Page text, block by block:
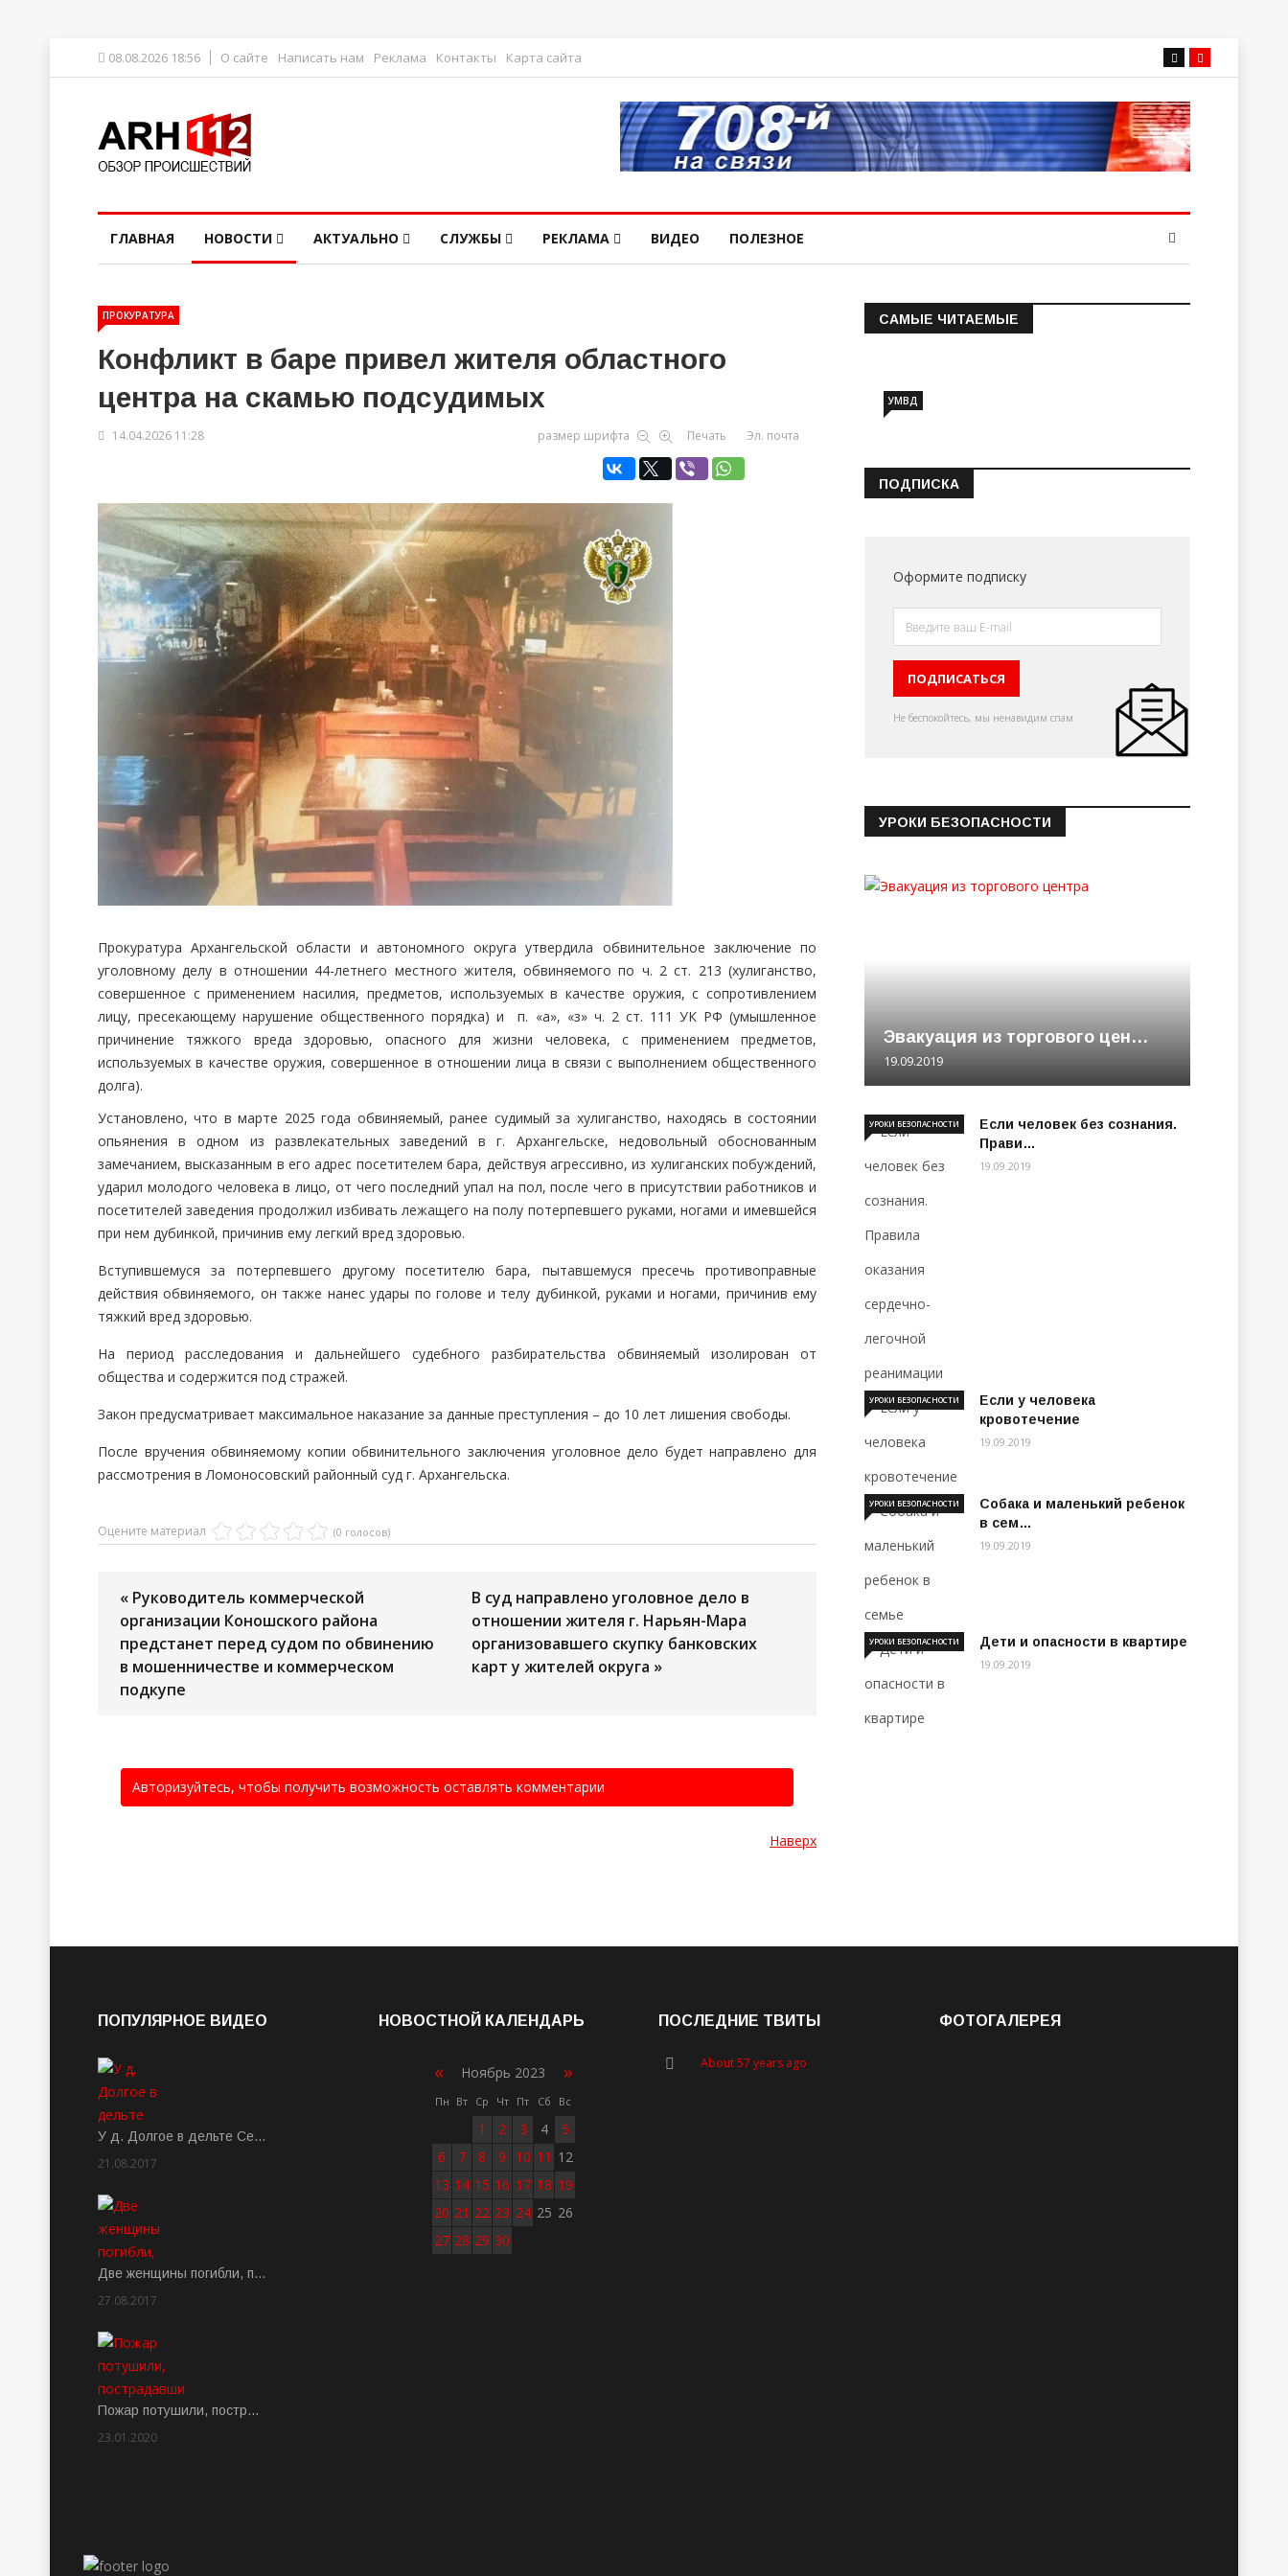
08.08.2026 18:56 О сайте Написать нам Реклама Контакты Карта сайта
ГЛАВНАЯ НОВОСТИ АКТУАЛЬНО СЛУЖБЫ РЕКЛАМА ВИДЕО ПОЛЕЗНОЕ
ПРОКУРАТУРА
Конфликт в баре привел жителя областного
центра на скамью подсудимых
14.04.2026 11:28 размер шрифта Печать Эл. почта
Прокуратура Архангельской области и автономного округа утвердила обвинительное заключение по
уголовному делу в отношении 44-летнего местного жителя, обвиняемого по ч. 2 ст. 213 (хулиганство,
совершенное с применением насилия, предметов, используемых в качестве оружия, с сопротивлением
лицу, пресекающему нарушение общественного порядка) и п. «а», «з» ч. 2 ст. 111 УК РФ (умышленное
причинение тяжкого вреда здоровью, опасного для жизни человека, с применением предметов,
используемых в качестве оружия, совершенное в отношении лица в связи с выполнением общественного
долга).
Установлено, что в марте 2025 года обвиняемый, ранее судимый за хулиганство, находясь в состоянии
опьянения в одном из развлекательных заведений в г. Архангельске, недовольный обоснованным
замечанием, высказанным в его адрес посетителем бара, действуя агрессивно, из хулиганских побуждений,
ударил молодого человека в лицо, от чего последний упал на пол, после чего в присутствии работников и
посетителей заведения продолжил избивать лежащего на полу потерпевшего руками, ногами и имевшейся
при нем дубинкой, причинив ему легкий вред здоровью.
Вступившемуся за потерпевшего другому посетителю бара, пытавшемуся пресечь противоправные
действия обвиняемого, он также нанес удары по голове и телу дубинкой, руками и ногами, причинив ему
тяжкий вред здоровью.
На период расследования и дальнейшего судебного разбирательства обвиняемый изолирован от
общества и содержится под стражей.
Закон предусматривает максимальное наказание за данные преступления – до 10 лет лишения свободы.
После вручения обвиняемому копии обвинительного заключения уголовное дело будет направлено для
рассмотрения в Ломоносовский районный суд г. Архангельска.
Оцените материал (0 голосов)
« Руководитель коммерческой
организации Коношского района
предстанет перед судом по обвинению
в мошенничестве и коммерческом
подкупе
В суд направлено уголовное дело в
отношении жителя г. Нарьян-Мара
организовавшего скупку банковских
карт у жителей округа »
Авторизуйтесь, чтобы получить возможность оставлять комментарии
Наверх
САМЫЕ ЧИТАЕМЫЕ
Информация о состоянии
УМВД
ПОДПИСКА
Оформите подписку
Не беспокойтесь, мы ненавидим спам
УРОКИ БЕЗОПАСНОСТИ
Эвакуация из торгового цен…
19.09.2019
Если человек без сознания.
Прави…
УРОКИ БЕЗОПАСНОСТИ
19.09.2019
Если у человека
кровотечение
УРОКИ БЕЗОПАСНОСТИ
19.09.2019
Собака и маленький ребенок
в сем…
УРОКИ БЕЗОПАСНОСТИ
19.09.2019
Дети и опасности в квартире
УРОКИ БЕЗОПАСНОСТИ
19.09.2019
ПОПУЛЯРНОЕ ВИДЕО
У д. Долгое в дельте Се…
21.08.2017
Две женщины погибли, п…
27.08.2017
Пожар потушили, постр…
23.01.2020
НОВОСТНОЙ КАЛЕНДАРЬ
« Ноябрь 2023 »
Пн Вт Ср Чт Пт Сб Вс
1 2 3 4
5
6
7 8 9 10 11 12
13 14 15 16 17 18 19
20 21 22 23 24 25 26
27 28 29 30
ПОСЛЕДНИЕ ТВИТЫ
About 57 years ago
ФОТОГАЛЕРЕЯ